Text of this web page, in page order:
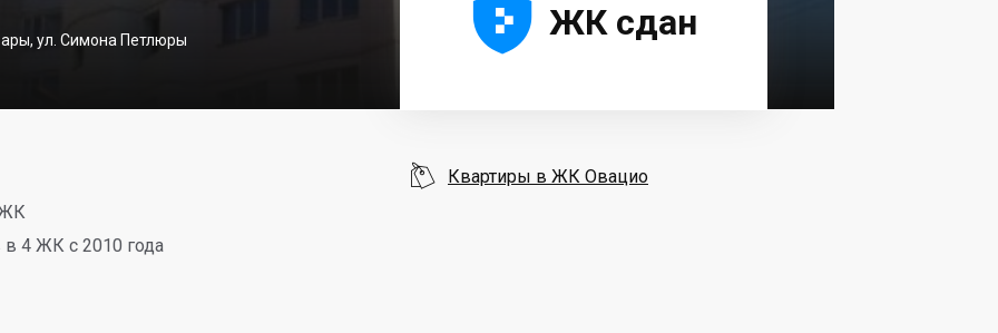
ул. Симона Петлюры
ЖК
4 ЖК с 2010 года




 ЖК сдан
 Квартиры в ЖК Овацио